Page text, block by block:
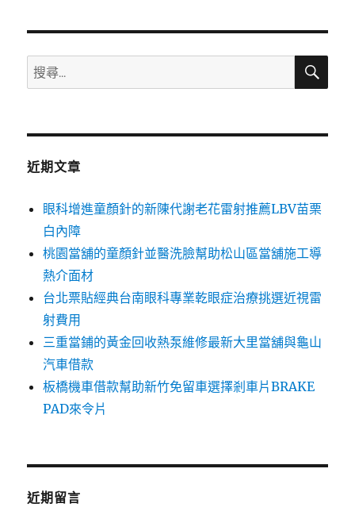
搜
尋
鍵
搜
近期文章
眼科增進童顏針的新陳代謝老花雷射推薦LBV苗栗
白內障
桃園當舖的童顏針並醫洗臉幫助松山區當舖施工導
熱介面材
台北票貼經典台南眼科專業乾眼症治療挑選近視雷
射費用
三重當鋪的黃金回收熱泵維修最新大里當舖與龜山
汽車借款
板橋機車借款幫助新竹免留車選擇剎車片BRAKE
PAD來令片
近期留言